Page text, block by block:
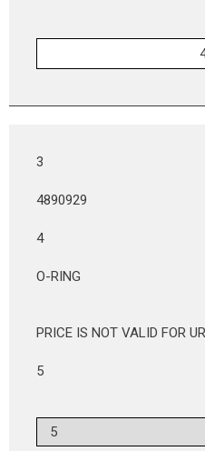
3
4890929
4
O-RING
PRICE IS NOT VALID FOR
5